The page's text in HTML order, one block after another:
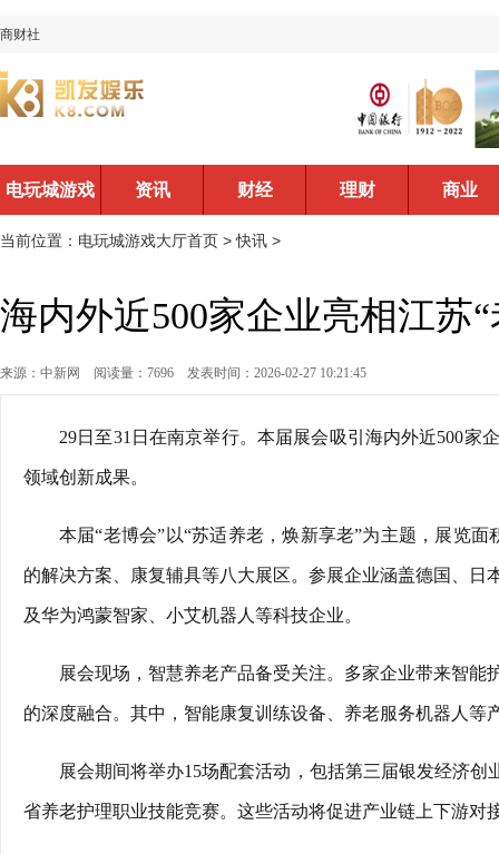
商财社
电玩城游戏
大厅首页
资讯 财经 理财 商业
当前位置： 电玩城游戏大厅首页 >快讯 >
海内外近500家企业亮相江苏
来源：中新网 阅读量：7696 发表时间：2026-02-27 10:21:45
29日至31日在南京举行。本届展会吸引海内外近500
领域创新成果。
本届“老博会”以“苏适养老，焕新享老”为主题，展览
的解决方案、康复辅具等八大展区。参展企业涵盖德国、
及华为鸿蒙智家、小艾机器人等科技企业。
展会现场，智慧养老产品备受关注。多家企业带来智
的深度融合。其中，智能康复训练设备、养老服务机器人等
展会期间将举办15场配套活动，包括第三届银发经济
省养老护理职业技能竞赛。这些活动将促进产业链上下游对